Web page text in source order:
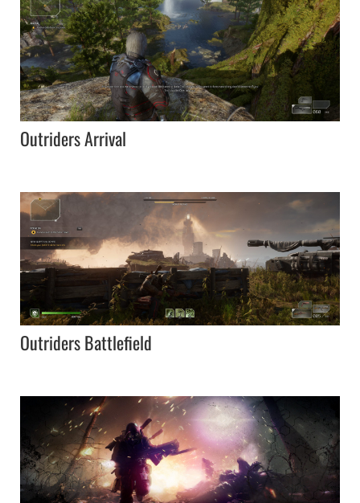
Outriders Arrival
Outriders Battlefield